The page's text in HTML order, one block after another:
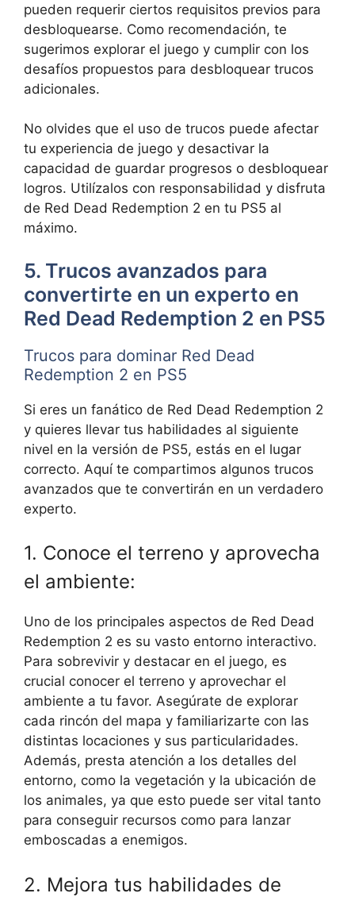
pueden requerir ciertos requisitos previos para
desbloquearse. Como recomendación, te
sugerimos explorar el juego y cumplir con los
desafíos propuestos para desbloquear trucos
adicionales.
No olvides que el uso de trucos puede afectar
tu experiencia de juego y desactivar la
capacidad de guardar progresos o desbloquear
logros. Utilízalos con responsabilidad y disfruta
de Red Dead Redemption 2 en tu PS5 al
máximo.
5. Trucos avanzados para
convertirte en un experto en
Red Dead Redemption 2 en PS5
Trucos para dominar Red Dead
Redemption 2 en PS5
Si eres un fanático de Red Dead Redemption 2
y quieres llevar tus habilidades al siguiente
nivel en la versión de PS5, estás en el lugar
correcto. Aquí te compartimos algunos trucos
avanzados que te convertirán en un verdadero
experto.
1. Conoce el terreno y aprovecha
el ambiente:
Uno de los principales aspectos de Red Dead
Redemption 2 es su vasto entorno interactivo.
Para sobrevivir y destacar en el juego, es
crucial conocer el terreno y aprovechar el
ambiente a tu favor. Asegúrate de explorar
cada rincón del mapa y familiarizarte con las
distintas locaciones y sus particularidades.
Además, presta atención a los detalles del
entorno, como la vegetación y la ubicación de
los animales, ya que esto puede ser vital tanto
para conseguir recursos como para lanzar
emboscadas a enemigos.
2. Mejora tus habilidades de